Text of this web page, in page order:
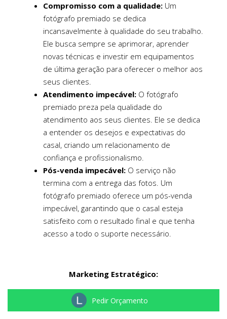
Compromisso com a qualidade: Um
fotógrafo premiado se dedica
incansavelmente à qualidade do seu trabalho.
Ele busca sempre se aprimorar, aprender
novas técnicas e investir em equipamentos
de última geração para oferecer o melhor aos
seus clientes.
Atendimento impecável: O fotógrafo
premiado preza pela qualidade do
atendimento aos seus clientes. Ele se dedica
a entender os desejos e expectativas do
casal, criando um relacionamento de
confiança e profissionalismo.
Pós-venda impecável: O serviço não
termina com a entrega das fotos. Um
fotógrafo premiado oferece um pós-venda
impecável, garantindo que o casal esteja
satisfeito com o resultado final e que tenha
acesso a todo o suporte necessário.
Marketing Estratégico:
Presença online forte:Um fotógrafo
Pedir Orçamento